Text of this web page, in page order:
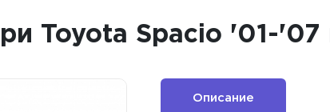
Toyota Spacio '01-'07
Описание